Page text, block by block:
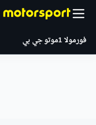
فورمولا 1 موتو جي بي